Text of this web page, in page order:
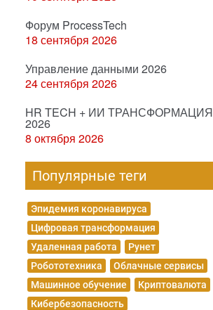
Форум ProcessTech
18 сентября 2026
Управление данными 2026
24 сентября 2026
HR TECH + ИИ ТРАНСФОРМАЦИЯ
2026
8 октября 2026
Популярные теги
Эпидемия коронавируса
Цифровая трансформация
Удаленная работа
Рунет
Робототехника
Облачные сервисы
Машинное обучение
Криптовалюта
Кибербезопасность